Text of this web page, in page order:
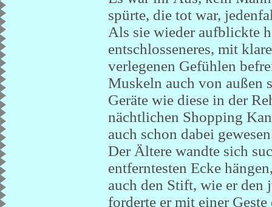
spürte, die tot war,
Als sie wieder aufblickte
entschlosseneres, mit
verlegenen Gefühlen
Muskeln auch von außen
Geräte wie diese in der
nächtlichen Shopping
auch schon dabei
Der Ältere wandte sich
entferntesten Ecke
auch den Stift, wie er den
forderte er mit einer